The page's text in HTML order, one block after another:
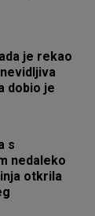
je rekao
dobio je
s
nedaleko
otkrila